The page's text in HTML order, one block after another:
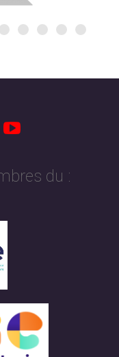
du :